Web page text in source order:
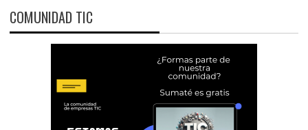
COMUNIDAD TIC